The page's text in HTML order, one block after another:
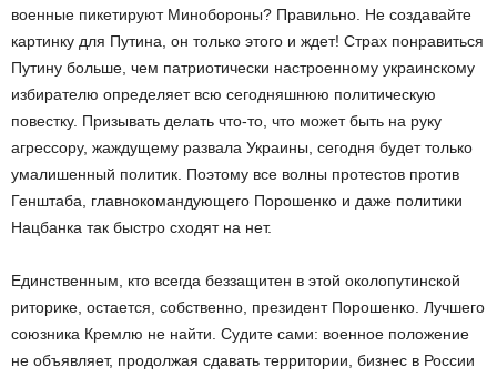
военные пикетируют Минобороны? Правильно. Не создавайте
картинку для Путина, он только этого и ждет! Страх понравиться
Путину больше, чем патриотически настроенному украинскому
избирателю определяет всю сегодняшнюю политическую
повестку. Призывать делать что-то, что может быть на руку
агрессору, жаждущему развала Украины, сегодня будет только
умалишенный политик. Поэтому все волны протестов против
Генштаба, главнокомандующего Порошенко и даже политики
Нацбанка так быстро сходят на нет.
Единственным, кто всегда беззащитен в этой околопутинской
риторике, остается, собственно, президент Порошенко. Лучшего
союзника Кремлю не найти. Судите сами: военное положение
не объявляет, продолжая сдавать территории, бизнес в России